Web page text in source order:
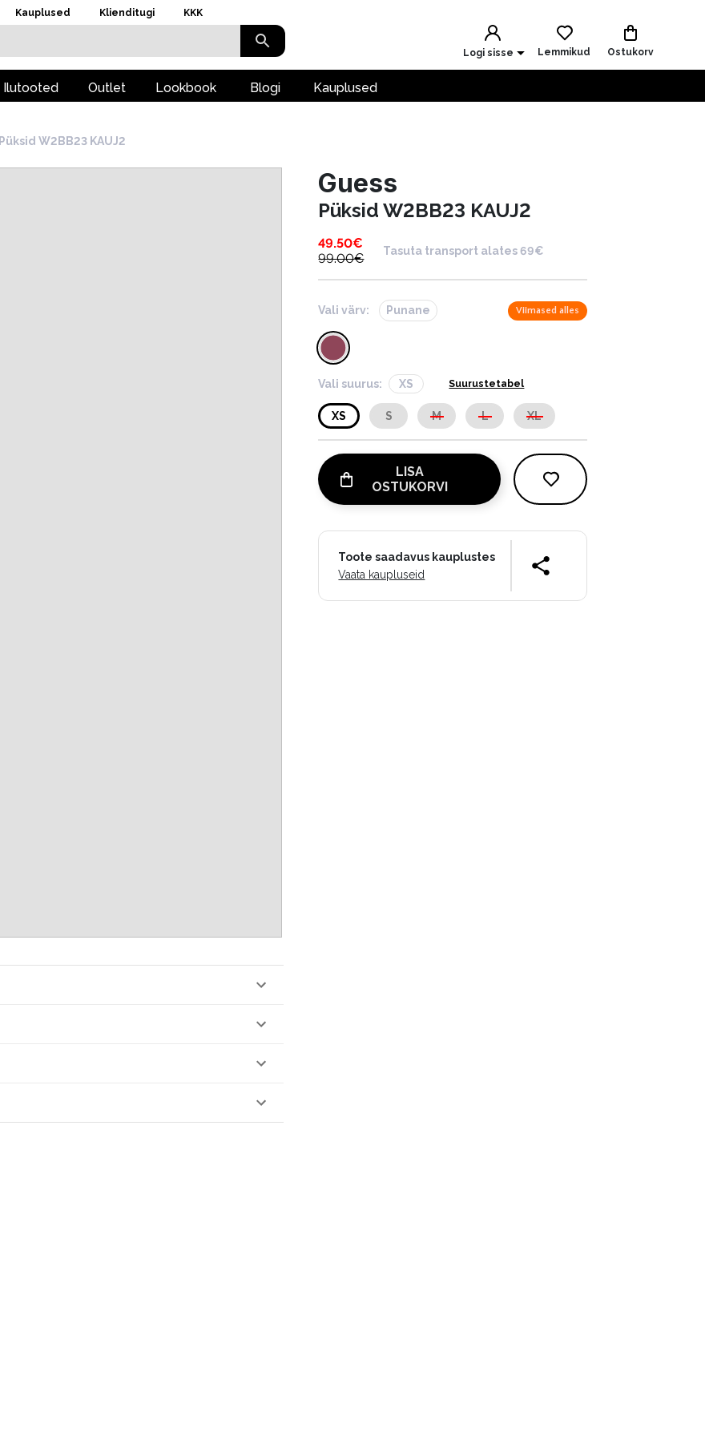
Kauplused Klienditugi KKK
Logi sisse Lemmikud Ostukorv
Ilutooted Outlet Lookbook Blogi Kauplused
Püksid W2BB23 KAUJ2
Guess
Püksid W2BB23 KAUJ2
49.50€
99.00€
Tasuta transport alates 69€
Vali värv: Punane Viimased alles
Vali suurus: XS Suurustetabel
XS S M L XL
LISA
OSTUKORVI
Toote saadavus kauplustes
Vaata kaupluseid